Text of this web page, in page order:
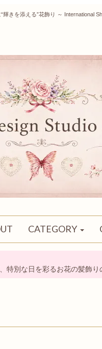
きを添える”花飾り ～ International
CATEGORY
特別な日を彩るお花の髪飾り